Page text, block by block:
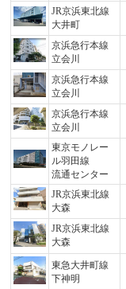
JR京浜東北線
大井町
京浜急行本線
立会川
京浜急行本線
立会川
京浜急行本線
立会川
東京モノレー
ル羽田線
流通センター
JR京浜東北線
大森
JR京浜東北線
大森
東急大井町線
下神明